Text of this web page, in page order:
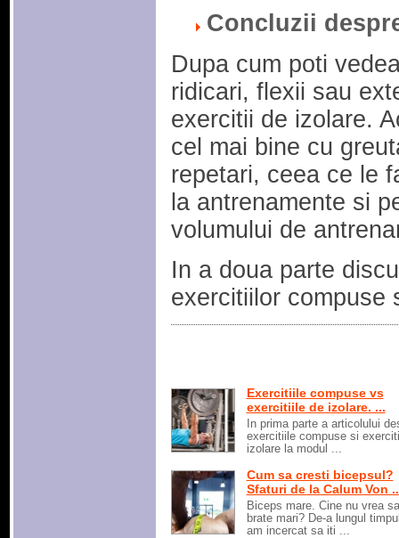
Concluzii
Dupa cum poti
ridicari, flexii sau
exercitii de izolare.
cel mai bine cu
repetari, ceea ce le
la antrenamente si
volumului de
In a doua parte
exercitiilor compuse
Exercitiile compuse vs
exercitiile de izolare. ...
In prima parte a articolului
exercitiile compuse si
izolare la modul ...
Cum sa cresti bicepsul?
Sfaturi de la Calum Von
Biceps mare. Cine nu vrea
brate mari? De-a lungul
am incercat sa iti ...